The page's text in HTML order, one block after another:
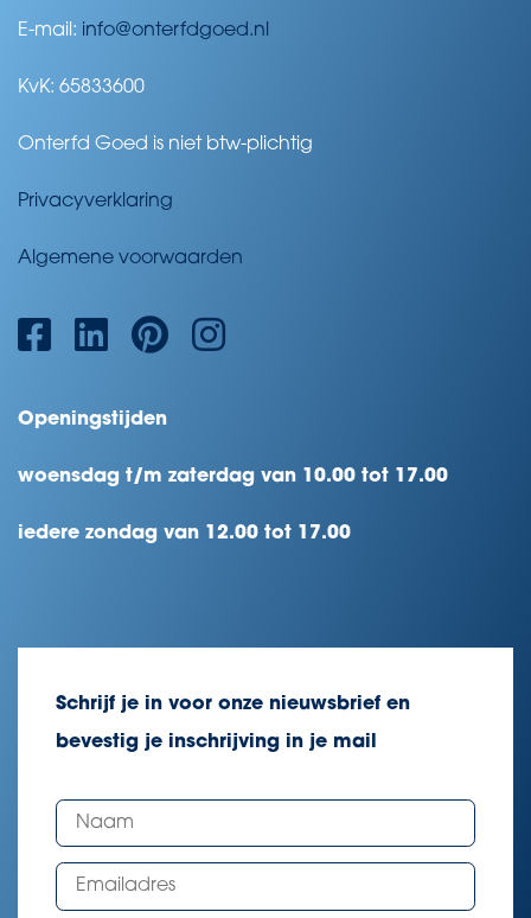
E-mail: info@onterfdgoed.nl
KvK: 65833600
Onterfd Goed is niet btw-plichtig
Privacyverklaring
Algemene voorwaarden
Openingstijden
woensdag t/m zaterdag van 10.00 tot 17.00
iedere zondag van 12.00 tot 17.00
Schrijf je in voor onze nieuwsbrief en
bevestig je inschrijving in je mail